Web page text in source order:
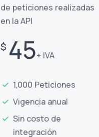
de peticiones realizadas
en la API
$ 45+ IVA
1,000 Peticiones
Vigencia anual
Sin costo de
integración